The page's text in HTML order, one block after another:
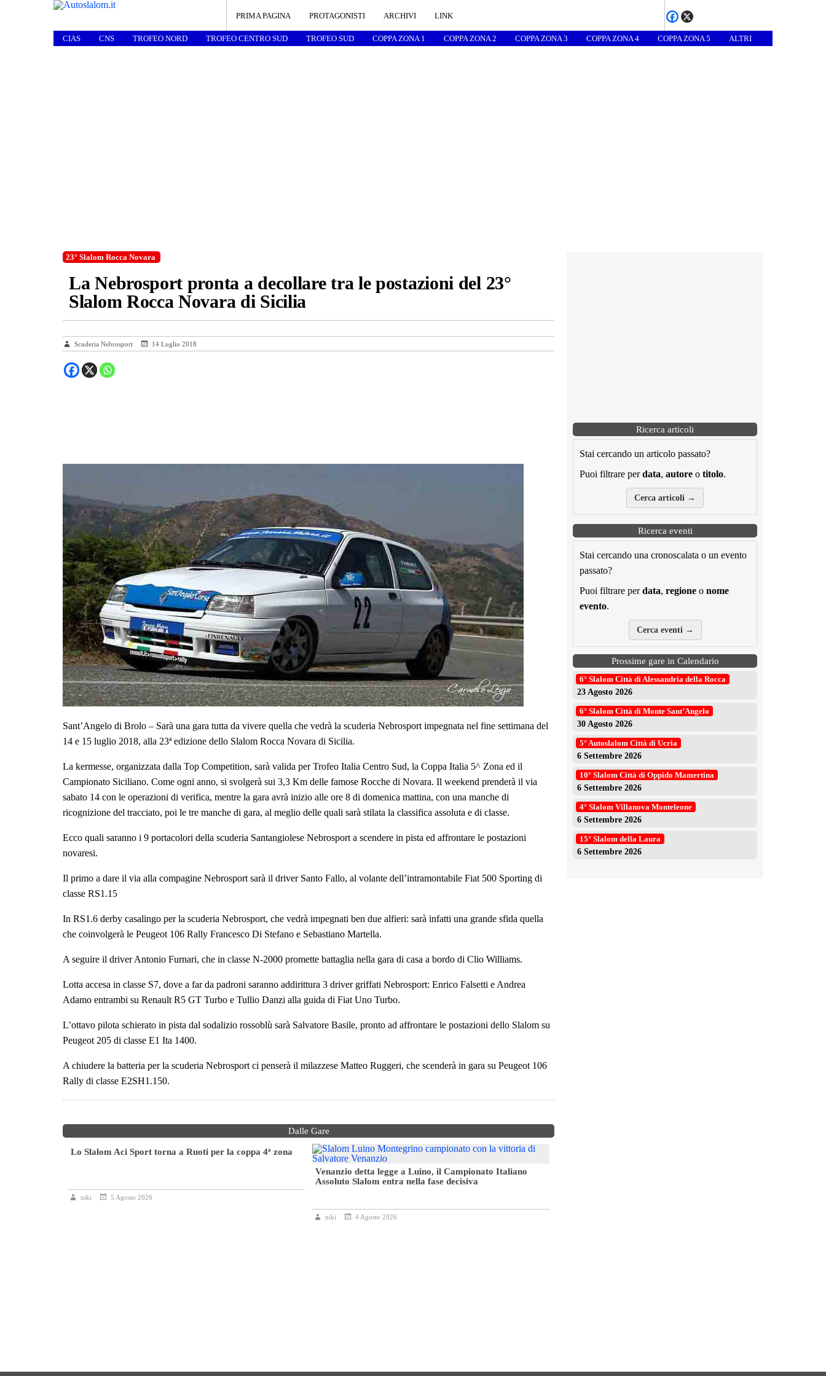
PRIMA PAGINA PROTAGONISTI ARCHIVI LINK
CIAS CNS TROFEO NORD TROFEO CENTRO SUD TROFEO SUD COPPA ZONA 1 COPPA ZONA 2 COPPA ZONA 3 COPPA ZONA 4 COPPA ZONA 5 ALTRI
23° Slalom Rocca Novara
La Nebrosport pronta a decollare tra le postazioni del 23°
Slalom Rocca Novara di Sicilia
Scuderia Nebrosport 14 Luglio 2018
Sant’Angelo di Brolo – Sarà una gara tutta da vivere quella che vedrà la scuderia Nebrosport impegnata nel fine settimana del
14 e 15 luglio 2018, alla 23ª edizione dello Slalom Rocca Novara di Sicilia.
La kermesse, organizzata dalla Top Competition, sarà valida per Trofeo Italia Centro Sud, la Coppa Italia 5^ Zona ed il
Campionato Siciliano. Come ogni anno, si svolgerà sui 3,3 Km delle famose Rocche di Novara. Il weekend prenderà il via
sabato 14 con le operazioni di verifica, mentre la gara avrà inizio alle ore 8 di domenica mattina, con una manche di
ricognizione del tracciato, poi le tre manche di gara, al meglio delle quali sarà stilata la classifica assoluta e di classe.
Ecco quali saranno i 9 portacolori della scuderia Santangiolese Nebrosport a scendere in pista ed affrontare le postazioni
novaresi.
Il primo a dare il via alla compagine Nebrosport sarà il driver Santo Fallo, al volante dell’intramontabile Fiat 500 Sporting di
classe RS1.15
In RS1.6 derby casalingo per la scuderia Nebrosport, che vedrà impegnati ben due alfieri: sarà infatti una grande sfida quella
che coinvolgerà le Peugeot 106 Rally Francesco Di Stefano e Sebastiano Martella.
A seguire il driver Antonio Furnari, che in classe N-2000 promette battaglia nella gara di casa a bordo di Clio Williams.
Lotta accesa in classe S7, dove a far da padroni saranno addirittura 3 driver griffati Nebrosport: Enrico Falsetti e Andrea
Adamo entrambi su Renault R5 GT Turbo e Tullio Danzi alla guida di Fiat Uno Turbo.
L’ottavo pilota schierato in pista dal sodalizio rossoblù sarà Salvatore Basile, pronto ad affrontare le postazioni dello Slalom su
Peugeot 205 di classe E1 Ita 1400.
A chiudere la batteria per la scuderia Nebrosport ci penserà il milazzese Matteo Ruggeri, che scenderà in gara su Peugeot 106
Rally di classe E2SH1.150.
Dalle Gare
Lo Slalom Aci Sport torna a Ruoti per la coppa 4ª zona
niki 5 Agosto 2026
Venanzio detta legge a Luino, il Campionato Italiano
Assoluto Slalom entra nella fase decisiva
niki 4 Agosto 2026
Ricerca articoli
Stai cercando un articolo passato?
Puoi filtrare perdata, autore o titolo.
Cerca articoli →
Ricerca eventi
Stai cercando una cronoscalata o un evento
passato?
Puoi filtrare perdata, regione o nome
evento.
Cerca eventi →
Prossime gare in Calendario
6° Slalom Città di Alessandria della Rocca
23 Agosto 2026
6° Slalom Città di Monte Sant’Angelo
30 Agosto 2026
5° Autoslalom Città di Ucria
6 Settembre 2026
10° Slalom Città di Oppido Mamertina
6 Settembre 2026
4° Slalom Villanova Monteleone
6 Settembre 2026
15° Slalom della Laura
6 Settembre 2026